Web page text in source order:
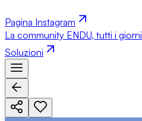
Pagina Instagram
La community ENDU, tutti i giorni
Soluzioni